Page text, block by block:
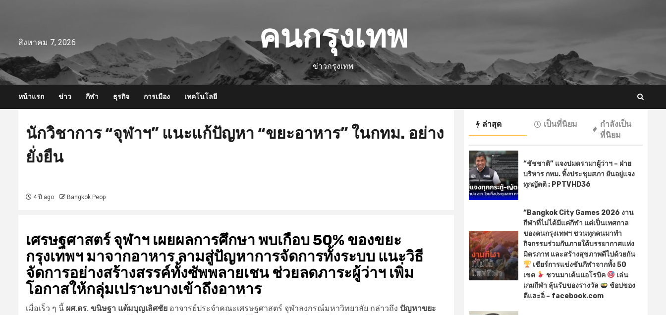
สิงหาคม 7, 2026
คนกรุงเทพ
ข่าวกรุงเทพ
หน้าแรก ข่าว กีฬา ธุรกิจ การเมือง เทคโนโลยี
นักวิชาการ “จุฬาฯ” แนะแก้ปัญหา “ขยะอาหาร” ในกทม. อย่าง
ยั่งยืน
4 ปี ago Bangkok Peop
เศรษฐศาสตร์ จุฬาฯ เผยผลการศึกษา พบเกือบ 50% ของขยะ
กรุงเทพฯ มาจากอาหาร ลามสู่ปัญหาการจัดการทั้งระบบ แนะวิธี
จัดการอย่างสร้างสรรค์ทั้งซัพพลายเชน ช่วยลดภาระผู้ว่าฯ เพิ่ม
โอกาสให้กลุ่มเปราะบางเข้าถึงอาหาร
เมื่อเร็ว ๆ นี้ ผศ.ดร. ขนิษฐา แต้มบุญเลิศชัย อาจารย์ประจำคณะเศรษฐศาสตร์ จุฬาลงกรณ์มหาวิทยาลัย กล่าวถึง ปัญหาขยะ
ล่าสุด เป็นที่นิยม
กำลังเป็น
ที่นิยม
“ชัชชาติ” แจงปมดรามาผู้ว่าฯ – ฝ่าย
บริหาร กทม. ทิ้งประชุมสภา ยันอยู่แจง
ทุกญัตติ : PPTVHD36
“Bangkok City Games 2026 งาน
กีฬาที่ไม่ได้มีแค่กีฬา แต่เป็นเทศกาล
ของคนกรุงเทพฯ ชวนทุกคนมาทำ
กิจกรรมร่วมกันภายใต้บรรยากาศแห่ง
มิตรภาพ และสร้างสุขภาพดีไปด้วยกัน
เชียร์การแข่งขันกีฬาจากทั้ง 50
เขต
ชวนมาเต้นแอโรบิค
เล่น
เกมกีฬา ลุ้นรับของรางวัล
ช้อปของ
ดีและอิ่ – facebook.com